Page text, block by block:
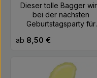
Dieser tolle Bagger
bei der nächsten
Geburtstagsparty für
nur bei kleinen
auch bei einem Großen.
Schwebedauer mit
Regulärer Preis:
ab 8,50 €